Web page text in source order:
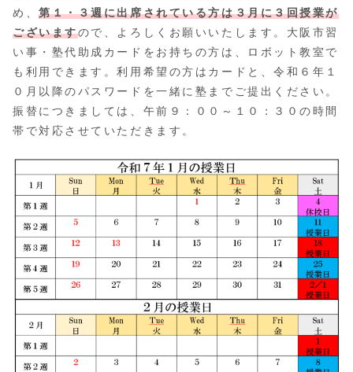
め、第１・３週に出席されている方は３月に３回授業が
ございますので、よろしくお願いいたします。大阪市習
い事・塾代助成カードをお持ちの方は、ロボット教室で
も利用できます。利用希望の方はカードと、令和６年１
０月以降のパスワードを一緒に塾までご提出ください。
振替につきましては、午前９：００～１０：３０の時間
帯で対応させていただきます。